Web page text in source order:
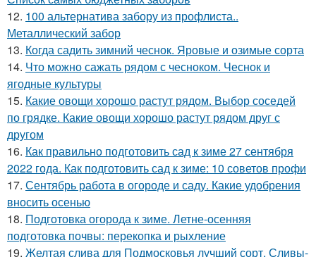
12. 100 альтернатива забору из профлиста..
Металлический забор
13. Когда садить зимний чеснок. Яровые и озимые сорта
14. Что можно сажать рядом с чесноком. Чеснок и
ягодные культуры
15. Какие овощи хорошо растут рядом. Выбор соседей
по грядке. Какие овощи хорошо растут рядом друг с
другом
16. Как правильно подготовить сад к зиме 27 сентября
2022 года. Как подготовить сад к зиме: 10 советов профи
17. Сентябрь работа в огороде и саду. Какие удобрения
вносить осенью
18. Подготовка огорода к зиме. Летне-осенняя
подготовка почвы: перекопка и рыхление
19. Желтая слива для Подмосковья лучший сорт. Сливы-